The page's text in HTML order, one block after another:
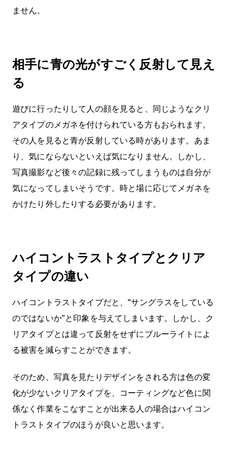
ません。
相手に青の光がすごく反射して見え
る
遊びに行ったりして人の顔を見ると、同じようなクリ
アタイプのメガネを付けられている方もおられます。
その人を見ると青が反射している時があります。あま
り、気にならないといえば気になりません。しかし、
写真撮影など後々の記録に残ってしまうものは自分が
気になってしまいそうです。時と場に応じてメガネを
かけたり外したりする必要があります。
ハイコントラストタイプとクリア
タイプの違い
ハイコントラストタイプだと、“サングラスをしている
のではないか”と印象を与えてしまいます。しかし、ク
リアタイプとは違って反射をせずにブルーライトによ
る被害を減らすことができます。
そのため、写真を見たりデザインをされる方は色の変
化が少ないクリアタイプを、コーティングなど色に関
係なく作業をこなすことが出来る人の場合はハイコン
トラストタイプのほうが良いと思います。